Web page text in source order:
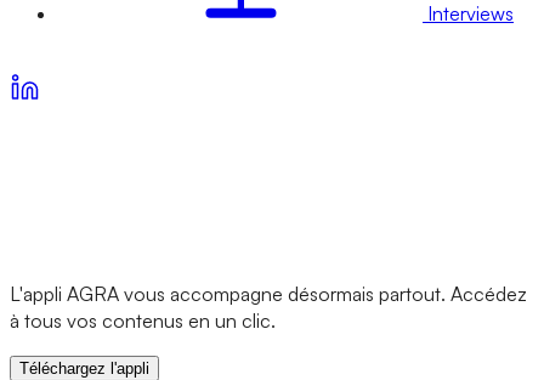
Interviews
L'appli AGRA vous accompagne désormais partout. Accédez
à tous vos contenus en un clic.
Téléchargez l'appli